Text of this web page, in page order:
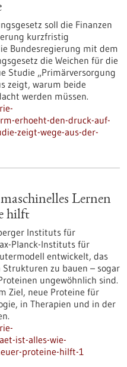
soll die Finanzen
kurzfristig
Bundesregierung mit dem
die Weichen für die
Studie „Primärversorgung
zeigt, warum beide
werden müssen.
erhoeht-den-druck-auf-
zeigt-wege-aus-der-
Lernen
hilft
Instituts für
Planck-Instituts für
entwickelt, das
zu bauen – sogar
ungewöhnlich sind.
Ziel, neue Proteine für
in Therapien und in der
ist-alles-wie-
proteine-hilft-1